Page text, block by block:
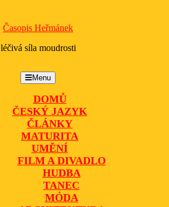
Časopis Heřmánek
léčivá síla moudrosti
MenuMenu
DOMŮ
ČESKÝ JAZYK
ČLÁNKY
MATURITA
UMĚNÍ
FILM A DIVADLO
HUDBA
TANEC
MÓDA